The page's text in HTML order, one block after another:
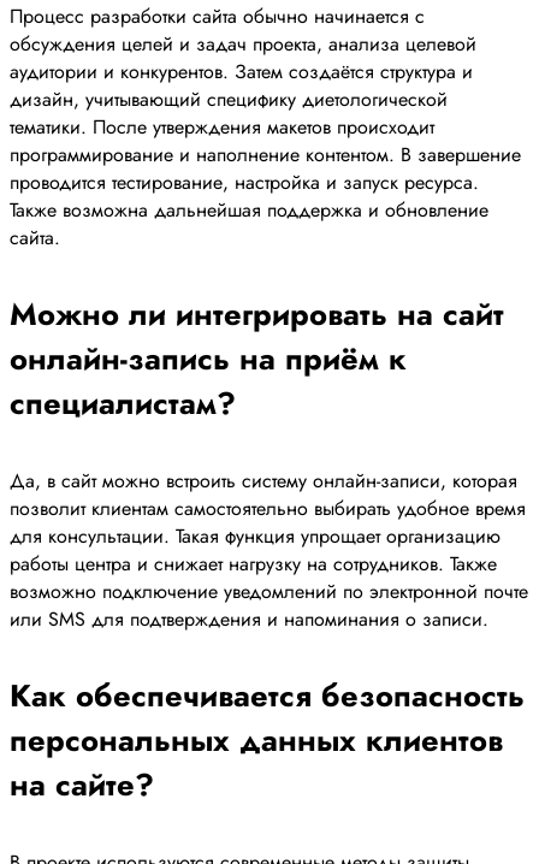
Процесс разработки сайта обычно начинается с
обсуждения целей и задач проекта, анализа целевой
аудитории и конкурентов. Затем создаётся структура и
дизайн, учитывающий специфику диетологической
тематики. После утверждения макетов происходит
программирование и наполнение контентом. В завершение
проводится тестирование, настройка и запуск ресурса.
Также возможна дальнейшая поддержка и обновление
сайта.
Можно ли интегрировать на сайт
онлайн-запись на приём к
специалистам?
Да, в сайт можно встроить систему онлайн-записи, которая
позволит клиентам самостоятельно выбирать удобное время
для консультации. Такая функция упрощает организацию
работы центра и снижает нагрузку на сотрудников. Также
возможно подключение уведомлений по электронной почте
или SMS для подтверждения и напоминания о записи.
Как обеспечивается безопасность
персональных данных клиентов
на сайте?